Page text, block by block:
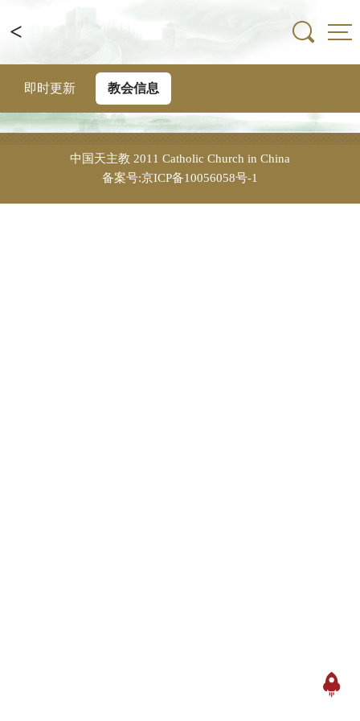
<
即时更新 教会信息
中国天主教 2011 Catholic Church in China
备案号:京ICP备10056058号-1